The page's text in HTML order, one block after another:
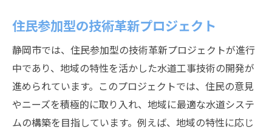
住民参加型の技術革新プロジェクト
静岡市では、住民参加型の技術革新プロジェクトが進行
中であり、地域の特性を活かした水道工事技術の開発が
進められています。このプロジェクトでは、住民の意見
やニーズを積極的に取り入れ、地域に最適な水道システ
ムの構築を目指しています。例えば、地域の特性に応じ